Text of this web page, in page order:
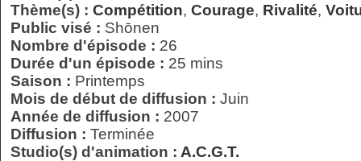
Thème(s) : Compétition, Courage, Rivalité,
Public visé : Shōnen
Nombre d'épisode : 26
Durée d'un épisode : 25 mins
Saison : Printemps
Mois de début de diffusion : Juin
Année de diffusion : 2007
Diffusion : Terminée
Studio(s) d'animation : A.C.G.T.